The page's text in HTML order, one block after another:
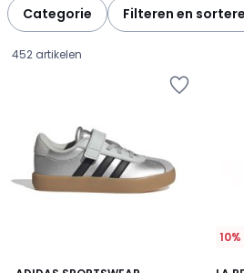
Categorie Filteren en
452 artikelen